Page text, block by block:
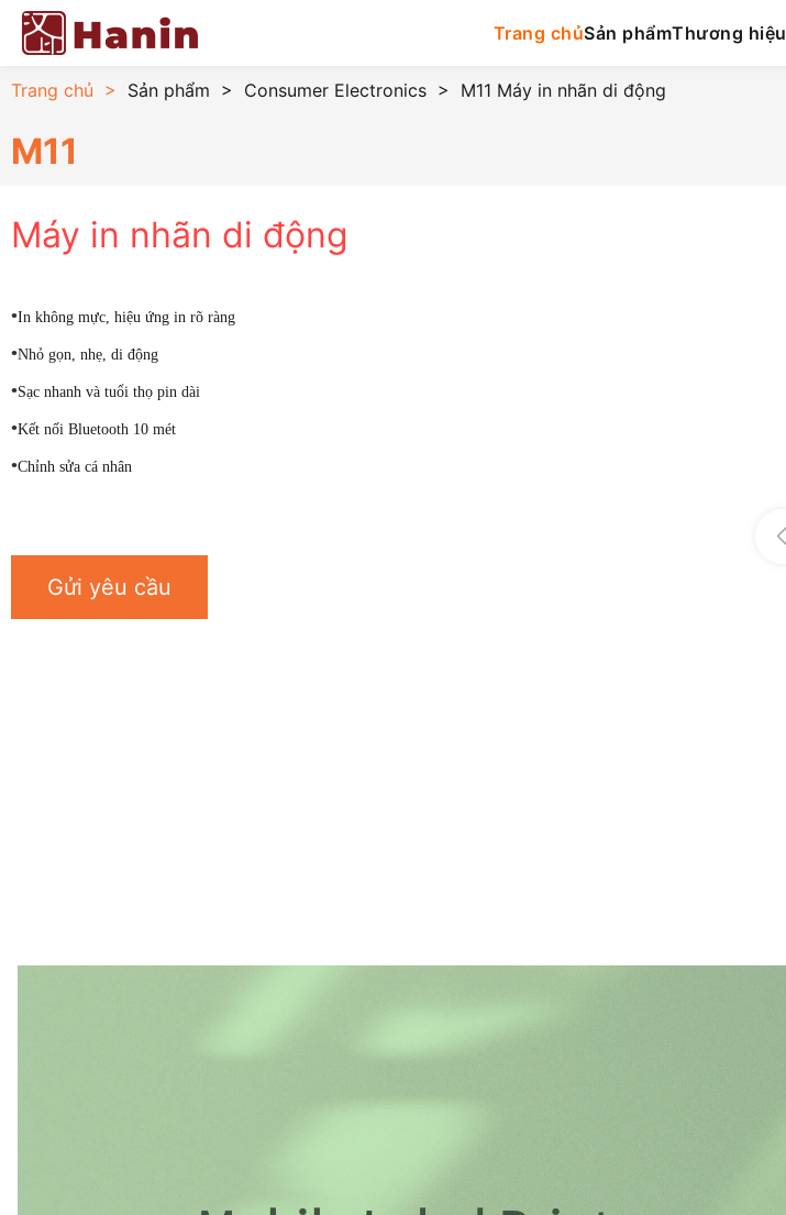
Trang chủSản phẩmThương hiệu
Trang chủ > Sản phẩm > Consumer Electronics > M11 Máy in nhãn di động
M11
Máy in nhãn di động
•In không mực, hiệu ứng in rõ ràng
•Nhỏ gọn, nhẹ, di động
•Sạc nhanh và tuổi thọ pin dài
•Kết nối Bluetooth 10 mét
•Chỉnh sửa cá nhân
Gửi yêu cầu